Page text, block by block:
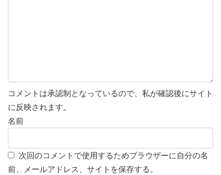
コメントは承認制となっているので、私が確認後にサイト
に反映されます。
名前
次回のコメントで使用するためブラウザーに自分の名
前、メールアドレス、サイトを保存する。